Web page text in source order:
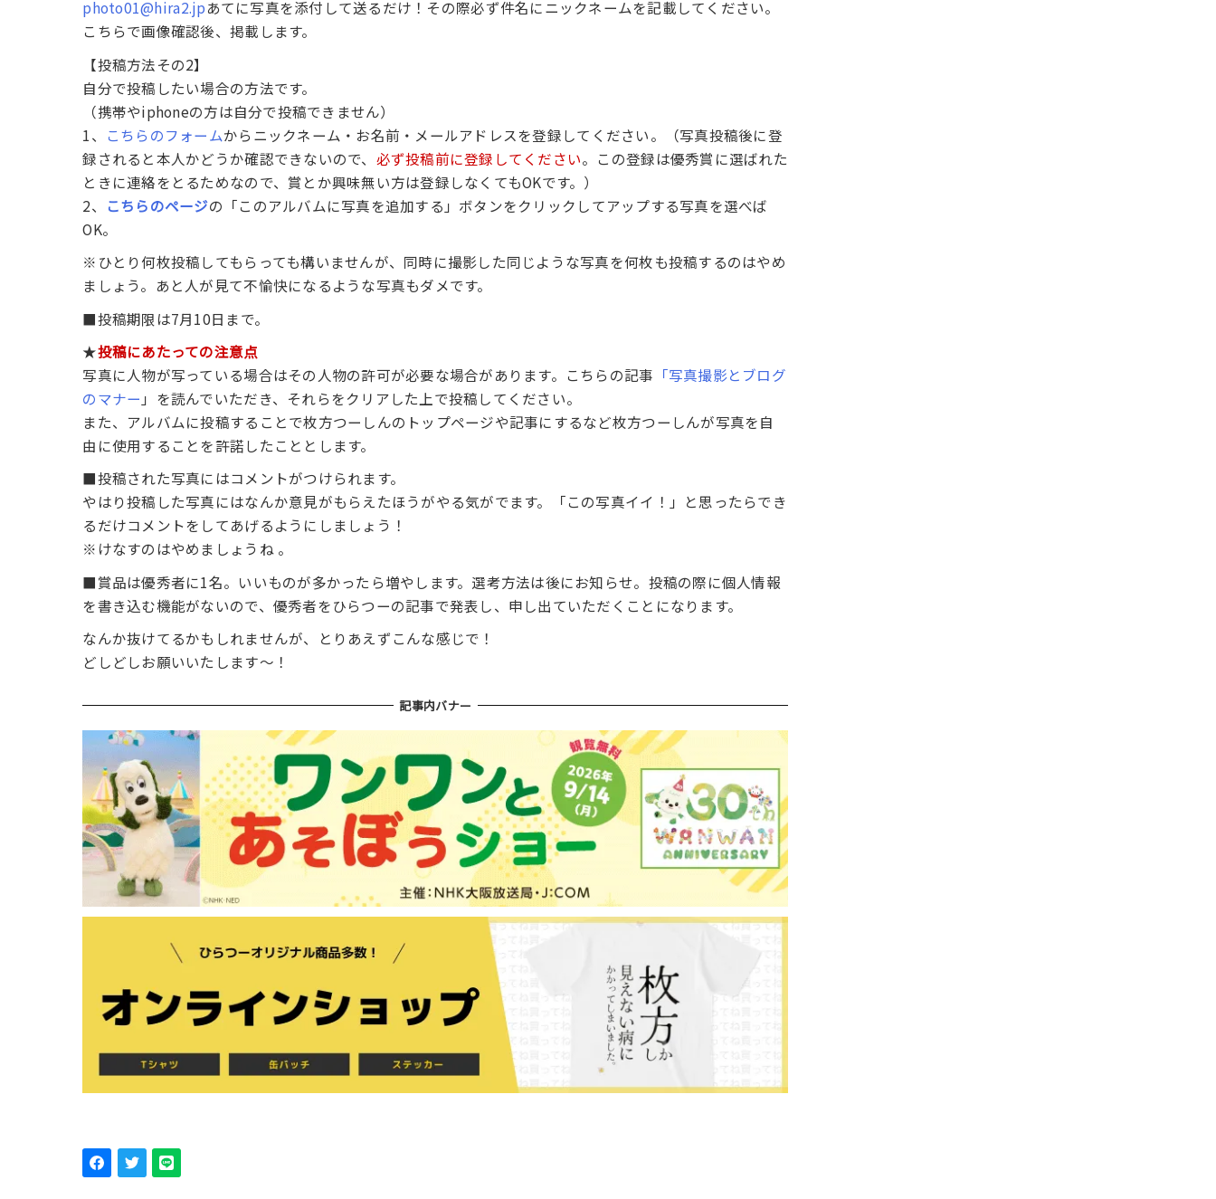
photo01@hira2.jpあてに写真を添付して送るだけ！その際必ず件名にニックネームを記載してください。
こちらで画像確認後、掲載します。
【投稿方法その2】
自分で投稿したい場合の方法です。
（携帯やiphoneの方は自分で投稿できません）
1、
こちらのフォームからニックネーム・お名前・メールアドレスを登録してください。（写真投稿後に登
録されると本人かどうか確認できないので、 必ず投稿前に登録してください。この登録は優秀賞に選ばれた
ときに連絡をとるためなので、賞とか興味無い方は登録しなくてもOKです。）
2、 こちらのページの「このアルバムに写真を追加する」ボタンをクリックしてアップする写真を選べば
OK。
※ひとり何枚投稿してもらっても構いませんが、同時に撮影した同じような写真を何枚も投稿するのはやめ
ましょう。あと人が見て不愉快になるような写真もダメです。
■投稿期限は7月10日まで。
★投稿にあたっての注意点
写真に人物が写っている場合はその人物の許可が必要な場合があります。こちらの記事 「写真撮影とブログ
のマナー 」を読んでいただき、それらをクリアした上で投稿してください。
また、アルバムに投稿することで枚方つーしんのトップページや記事にするなど枚方つーしんが写真を自
由に使用することを許諾したこととします。
■投稿された写真にはコメントがつけられます。
やはり投稿した写真にはなんか意見がもらえたほうがやる気がでます。「この写真イイ！」と思ったらでき
るだけコメントをしてあげるようにしましょう！
※けなすのはやめましょうね 。
■賞品は優秀者に1名。いいものが多かったら増やします。選考方法は後にお知らせ。投稿の際に個人情報
を書き込む機能がないので、優秀者をひらつーの記事で発表し、申し出ていただくことになります。
なんか抜けてるかもしれませんが、とりあえずこんな感じで！
どしどしお願いいたします～！
記事内バナー